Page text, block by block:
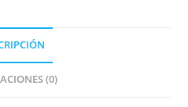
(0)